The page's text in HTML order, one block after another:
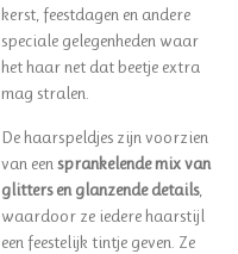
kerst, feestdagen en andere
speciale gelegenheden waar
het haar net dat beetje extra
mag stralen.
De haarspeldjes zijn voorzien
van eensprankelende mix van
glitters en glanzende details,
waardoor ze iedere haarstijl
een feestelijk tintje geven. Ze